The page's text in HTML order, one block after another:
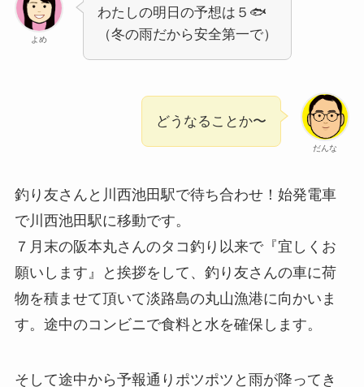
よめ
わたしの明日の予想は５🐟
（冬の雨だから安全第一で）
だんな
どうなることか〜
釣り友さんと川西池田駅で待ち合わせ！始発電車
で川西池田駅に移動です。
７月末の阪本丸さんのタコ釣り以来で『宜しくお
願いします』と挨拶をして、釣り友さんの車に荷
物を積ませて頂いて淡路島の丸山漁港に向かいま
す。途中のコンビニで食料と水を確保します。
そして途中から予報通りポツポツと雨が降ってき